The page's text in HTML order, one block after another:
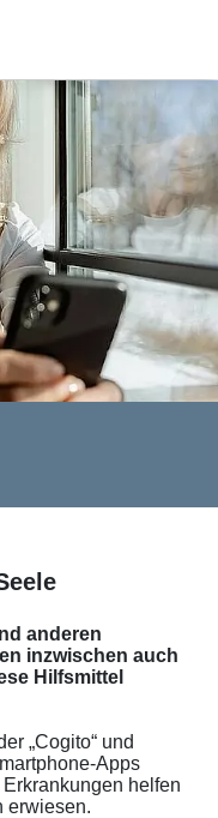
anderen
inzwischen auch
Hilfsmittel
„Cogito“ und
Apps
helfen
erwiesen.